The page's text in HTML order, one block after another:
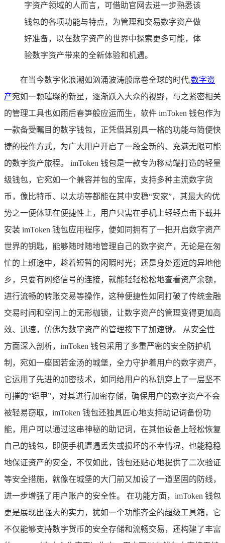
字资产领域的人而言，可借助官网去进一步熟悉该
钱包的各项功能与特点，为管理和交易数字资产做
好准备，以在数字资产的世界中探索更多可能，体
验数字资产带来的全新体验和机遇。
在当今数字化浪潮如汹涌波涛般席卷全球的时代,数字资
产宛如一颗璀璨的新星，逐渐跃入大众的视野，与之紧密相关
的管理工具也如雨后春笋般应运而生，软件 imToken 钱包作为
一款备受瞩目的数字钱包，正凭借其别具一格的功能与简便快
捷的操作方式，为广大用户开启了一段全新的、充满无限可能
的数字资产旅程。 imToken 钱包是一款专为移动端打造的轻量
级钱包，它宛如一个兼容并包的宝库，支持多种主流数字货
币，像比特币、以太坊等都能在其中安稳“安家”，其最大的优
势之一便体现在便捷性上，用户只需在手机上轻轻点击下载并
安装 imToken 钱包应用程序，便如同拥有了一把开启数字资产
世界的钥匙，能够随时随地管理自己的数字资产，无论是在匆
忙的上班途中，趁着短暂的闲暇时光；还是身处遥远的异地他
乡，只要有网络信号的连接，就能轻轻松松地查看资产余额，
进行流畅的转账交易等操作，这种便捷性如同打破了传统金融
交易时间和空间上的无形枷锁，让数字资产的管理变得更加高
效、迅速，仿佛为数字资产的管理按下了加速键。 从安全性
方面深入剖析，imToken 钱包采用了多重严密的安全防护机
制，宛如一座固若金汤的城堡，全力守护着用户的数字资产，
它运用了先进的加密技术，如同给用户的私钥穿上了一层坚不
可摧的“铠甲”，对其进行加密存储，确保用户的数字资产不会
被轻易窃取，imToken 钱包还独具匠心地支持助记词备份功
能，用户可以通过这串神秘的助记词，在其他设备上轻松恢复
自己的钱包，即便手机遭遇丢失或损坏的不幸情况，也能稳稳
地保证资产的安全，不仅如此，钱包还贴心地提供了二次验证
等安全措施，就像在城堡的大门前又加设了一道坚固的防线，
进一步增强了用户账户的安全性。 在功能方面，imToken 钱包
更是展现出强大的实力，犹如一个功能齐全的超级工具箱，它
不仅能够支持数字货币的安全存储和流畅交易，还构建了丰富